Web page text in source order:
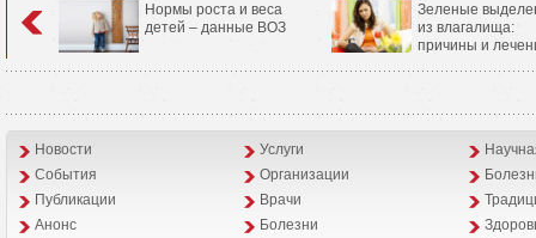
Нормы роста и веса
детей – данные ВОЗ
Зеленые
из влагалища:
причины и
Новости Услуги
События
Организации
Публикации
Врачи
Анонс
Болезни